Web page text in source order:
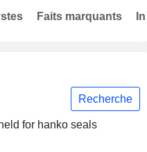
Recherche
for hanko seals
Faits marquants